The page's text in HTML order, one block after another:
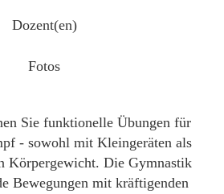
Dozent(en)
Fotos
Sie funktionelle Übungen für
- sowohl mit Kleingeräten als
Körpergewicht. Die Gymnastik
Bewegungen mit kräftigenden